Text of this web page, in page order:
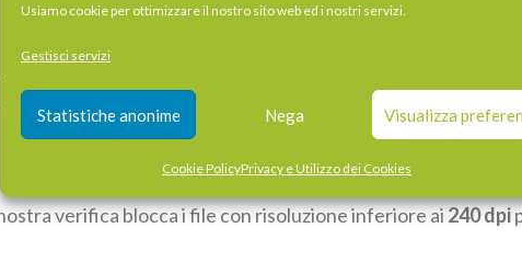
Usiamo cookie per ottimizzare il nostro sito web ed i nostri servizi.
Gestisci servizi
Statistiche anonime Nega Visualizza
Cookie PolicyPrivacy e Utilizzo dei Cookies
da programmi come InDesign, Xpress, CorelDraw con
almeno 15mm dai bordi.
verifica blocca i file con risoluzione inferiore ai240 dpi